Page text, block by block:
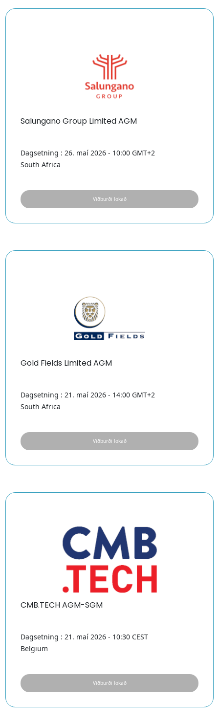
Salungano Group Limited AGM
Dagsetning : 26. maí 2026 - 10:00 GMT+2
South Africa
Viðburði lokað
Gold Fields Limited AGM
Dagsetning : 21. maí 2026 - 14:00 GMT+2
South Africa
Viðburði lokað
CMB.TECH AGM-SGM
Dagsetning : 21. maí 2026 - 10:30 CEST
Belgium
Viðburði lokað